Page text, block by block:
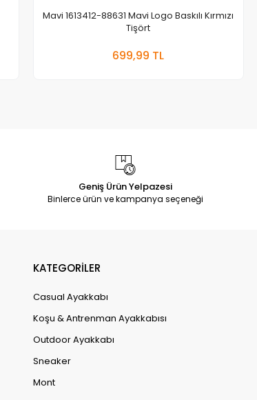
Mavi 1613412-88631 Mavi Logo Baskılı Kırmızı
Tişört
699,99 TL
Geniş Ürün Yelpazesi
Binlerce ürün ve kampanya seçeneği
KATEGORİLER
Casual Ayakkabı
Koşu & Antrenman Ayakkabısı
Outdoor Ayakkabı
Sneaker
Mont